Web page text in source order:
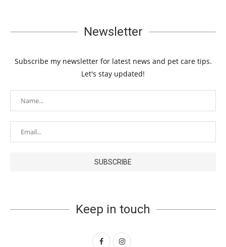
Newsletter
Subscribe my newsletter for latest news and pet care tips.
Let's stay updated!
Keep in touch